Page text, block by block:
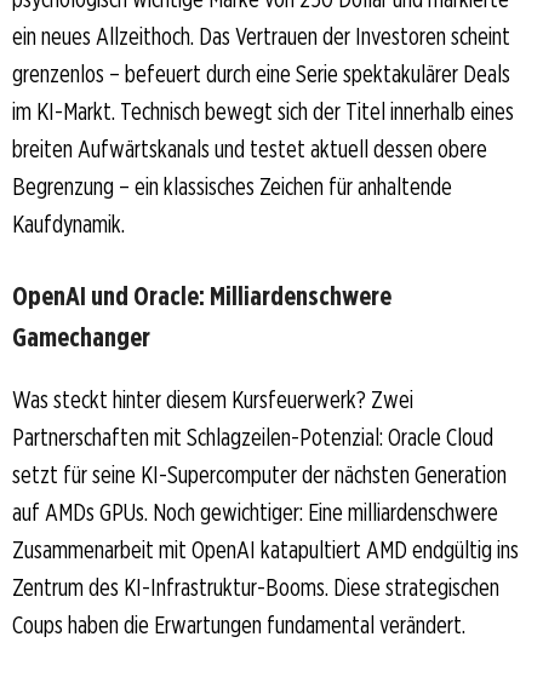
ein neues Allzeithoch. Das Vertrauen der Investoren scheint
grenzenlos – befeuert durch eine Serie spektakulärer Deals
im KI-Markt. Technisch bewegt sich der Titel innerhalb eines
breiten Aufwärtskanals und testet aktuell dessen obere
Begrenzung – ein klassisches Zeichen für anhaltende
Kaufdynamik.
OpenAI und Oracle: Milliardenschwere
Gamechanger
Was steckt hinter diesem Kursfeuerwerk? Zwei
Partnerschaften mit Schlagzeilen-Potenzial: Oracle Cloud
setzt für seine KI-Supercomputer der nächsten Generation
auf AMDs GPUs. Noch gewichtiger: Eine milliardenschwere
Zusammenarbeit mit OpenAI katapultiert AMD endgültig ins
Zentrum des KI-Infrastruktur-Booms. Diese strategischen
Coups haben die Erwartungen fundamental verändert.